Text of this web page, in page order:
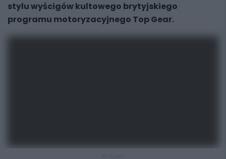
stylu wyścigów kultowego brytyjskiego
programu motoryzacyjnego Top Gear.